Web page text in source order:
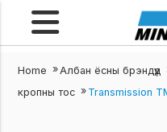
Home / Албан ёсны брэндүүд
кропны тос / Transmission